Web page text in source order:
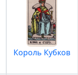
Король Кубков